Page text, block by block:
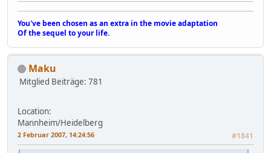
You've been chosen as an extra in the movie adaptation
Of the sequel to your life.
Maku
Mitglied Beiträge: 781
Location:
Mannheim/Heidelberg
2 Februar 2007, 14:24:56 #1841